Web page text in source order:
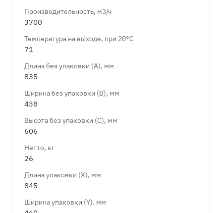
Производительность, м3/ч
3700
Температура на выходе, при 20°C
71
Длина без упаковки (А), мм
835
Ширина без упаковки (В), мм
438
Высота без упаковки (С), мм
606
Нетто, кг
26
Длина упаковки (X), мм
845
Ширина упаковки (Y). мм